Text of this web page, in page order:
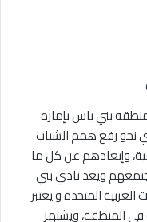
بني ياس بإماره
نحو رفع همم الشباب
وإبعادهم عن كل ما
ويعد نادي بني
المتحدة و يعتبر
في المنطقة، ويشتهر